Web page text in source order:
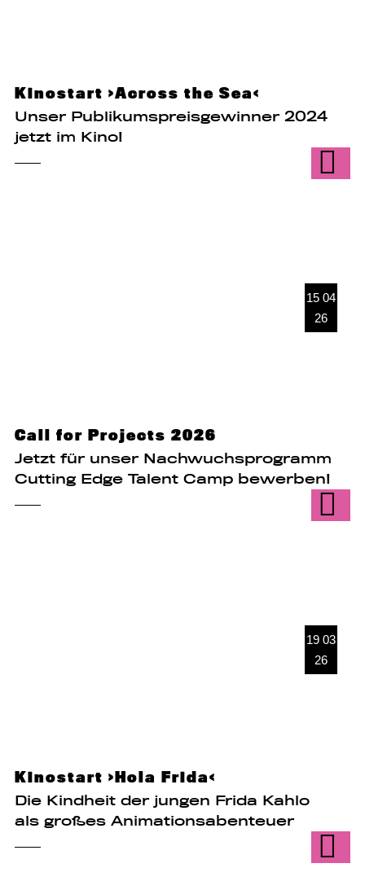
Kinostart ›Across the Sea‹
Unser Publikumspreisgewinner 2024
jetzt im Kino!
Call for Projects 2026
Jetzt für unser Nachwuchsprogramm
Cutting Edge Talent Camp bewerben!
15 04
26
Kinostart ›Hola Frida‹
Die Kindheit der jungen Frida Kahlo
als großes Animationsabenteuer
19 03
26